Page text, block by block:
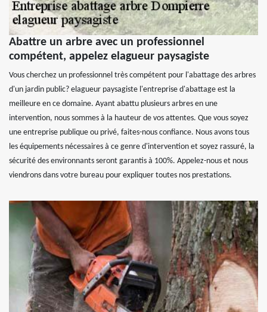
Abattre un arbre avec un professionnel
compétent, appelez elagueur paysagiste
Vous cherchez un professionnel très compétent pour l'abattage des arbres
d'un jardin public? elagueur paysagiste l'entreprise d'abattage est la
meilleure en ce domaine. Ayant abattu plusieurs arbres en une
intervention, nous sommes à la hauteur de vos attentes. Que vous soyez
une entreprise publique ou privé, faites-nous confiance. Nous avons tous
les équipements nécessaires à ce genre d'intervention et soyez rassuré, la
sécurité des environnants seront garantis à 100%. Appelez-nous et nous
viendrons dans votre bureau pour expliquer toutes nos prestations.